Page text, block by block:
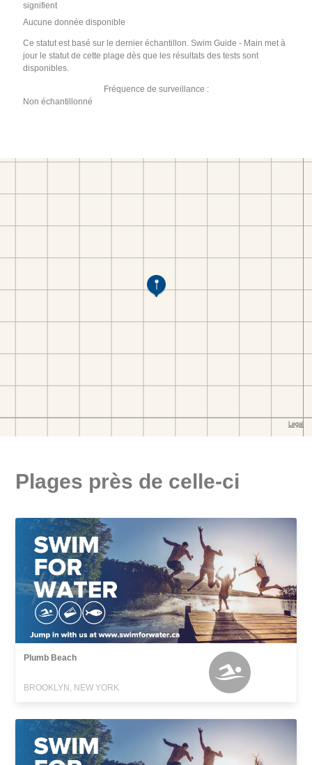
signifient
Aucune donnée disponible
Ce statut est basé sur le dernier échantillon. Swim Guide - Main met à
jour le statut de cette plage dès que les résultats des tests sont
disponibles.
Fréquence de surveillance :
Non échantillonné
Plages près de celle-ci
Plumb Beach
BROOKLYN, NEW YORK